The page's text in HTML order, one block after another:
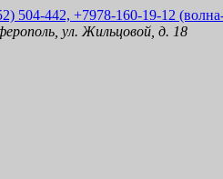
504-442, +7978-160-19-12
ул. Жильцовой, д. 18